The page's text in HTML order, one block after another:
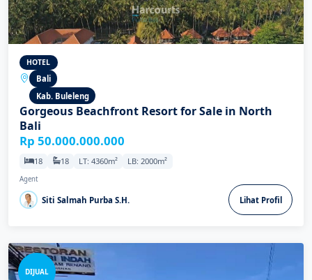
HOTEL
Bali
Kab. Buleleng
Gorgeous Beachfront Resort for Sale in North
Bali
Rp 50.000.000.000
18 18 LT: 4360m² LB: 2000m²
Agent
Siti Salmah Purba S.H. Lihat Profil
DIJUAL